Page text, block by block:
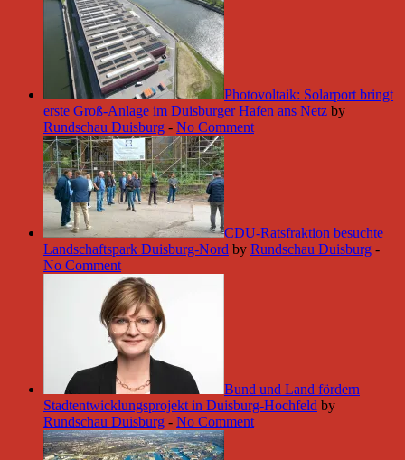
Photovoltaik: Solarport bringt
erste Groß-Anlage im Duisburger Hafen ans Netz by
Rundschau Duisburg - No Comment
CDU-Ratsfraktion besuchte
Landschaftspark Duisburg-Nord by Rundschau Duisburg -
No Comment
Bund und Land fördern
Stadtentwicklungsprojekt in Duisburg-Hochfeld by
Rundschau Duisburg - No Comment